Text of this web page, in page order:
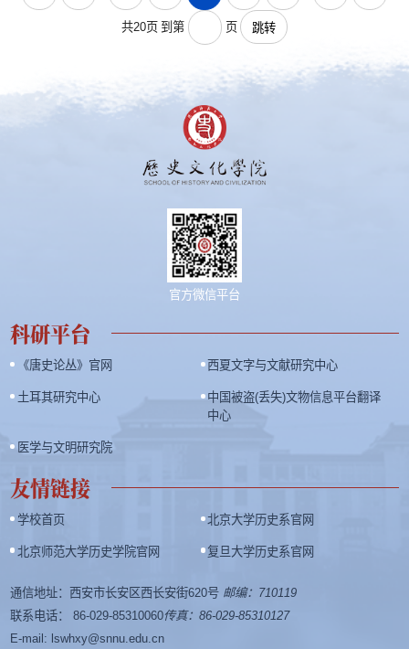
共20页 到第 页 跳转
科研平台
《唐史论丛》官网 西夏文字与文献研究中心
土耳其研究中心
中国被盗(丢失)文物信息平台翻译
中心
医学与文明研究院
官方微信平台
友情链接
学校首页 北京大学历史系官网
北京师范大学历史学院官网 复旦大学历史系官网
通信地址：西安市长安区西长安街620号 邮编：710119
联系电话： 86-029-85310060传真：86-029-85310127
E-mail: lswhxy@snnu.edu.cn